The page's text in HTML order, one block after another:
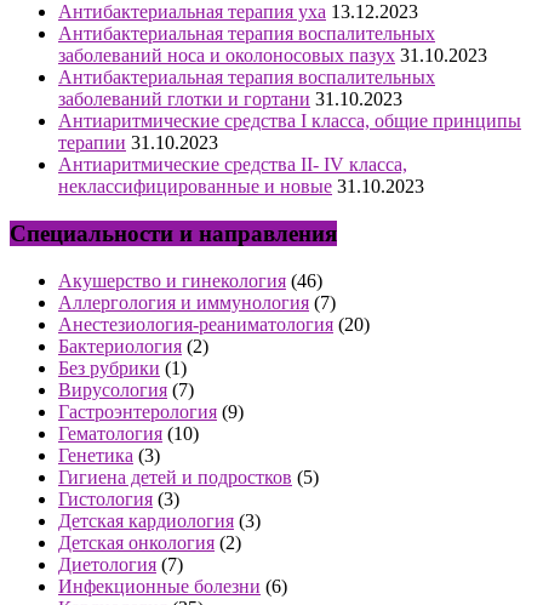
Антибактериальная терапия уха 13.12.2023
Антибактериальная терапия воспалительных
заболеваний носа и околоносовых пазух 31.10.2023
Антибактериальная терапия воспалительных
заболеваний глотки и гортани 31.10.2023
Антиаритмические средства I класса, общие принципы
терапии 31.10.2023
Антиаритмические средства II- IV класса,
неклассифицированные и новые 31.10.2023
Специальности и направления
Акушерство и гинекология (46)
Аллергология и иммунология (7)
Анестезиология-реаниматология (20)
Бактериология (2)
Без рубрики (1)
Вирусология (7)
Гастроэнтерология (9)
Гематология (10)
Генетика (3)
Гигиена детей и подростков (5)
Гистология (3)
Детская кардиология (3)
Детская онкология (2)
Диетология (7)
Инфекционные болезни (6)